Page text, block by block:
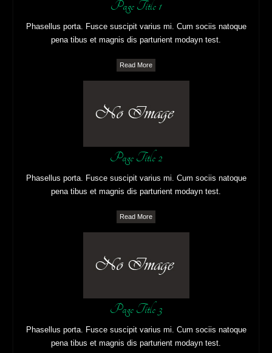
Page Title 1
Phasellus porta. Fusce suscipit varius mi. Cum sociis natoque
pena tibus et magnis dis parturient modayn test.
Read More
Page Title 2
Phasellus porta. Fusce suscipit varius mi. Cum sociis natoque
pena tibus et magnis dis parturient modayn test.
Read More
Page Title 3
Phasellus porta. Fusce suscipit varius mi. Cum sociis natoque
pena tibus et magnis dis parturient modayn test.